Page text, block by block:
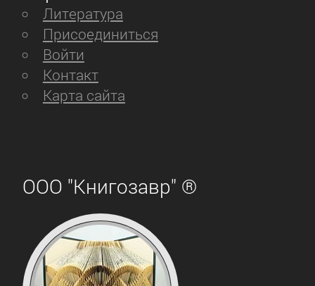
Литература
Присоединиться
Войти
Контакт
Карта сайта
ООО "Книгозавр" ®